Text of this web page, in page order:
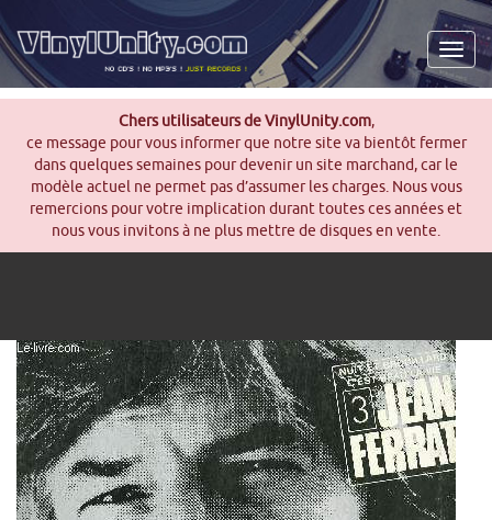
Chers utilisateurs de VinylUnity.com,
ce message pour vous informer que notre site va bientôt fermer
dans quelques semaines pour devenir un site marchand, car le
modèle actuel ne permet pas d’assumer les charges. Nous vous
remercions pour votre implication durant toutes ces années et
nous vous invitons à ne plus mettre de disques en vente.